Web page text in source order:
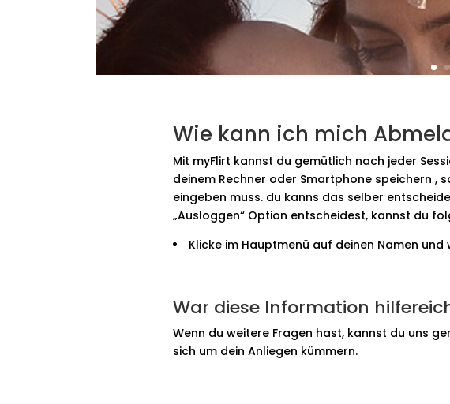
Wie kann ich mich
Mit myFlirt kannst du gemütlich nach jeder
deinem Rechner oder Smartphone speichern ,
eingeben muss. du kanns das selber
„Ausloggen“ Option entscheidest, kannst du
Klicke im Hauptmenü auf deinen Namen und
War diese Information
Wenn du weitere Fragen hast, kannst du uns
sich um dein Anliegen kümmern.